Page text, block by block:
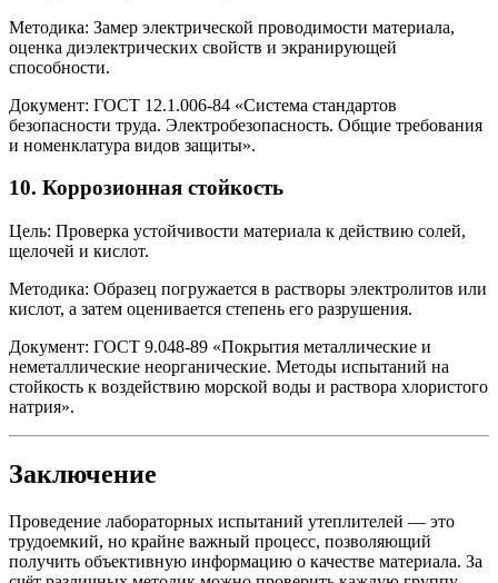
Методика: Замер электрической проводимости материала,
оценка диэлектрических свойств и экранирующей
способности.
Документ: ГОСТ 12.1.006-84 «Система стандартов
безопасности труда. Электробезопасность. Общие требования
и номенклатура видов защиты».
10. Коррозионная стойкость
Цель: Проверка устойчивости материала к действию солей,
щелочей и кислот.
Методика: Образец погружается в растворы электролитов или
кислот, а затем оценивается степень его разрушения.
Документ: ГОСТ 9.048-89 «Покрытия металлические и
неметаллические неорганические. Методы испытаний на
стойкость к воздействию морской воды и раствора хлористого
натрия».
Заключение
Проведение лабораторных испытаний утеплителей — это
трудоемкий, но крайне важный процесс, позволяющий
получить объективную информацию о качестве материала. За